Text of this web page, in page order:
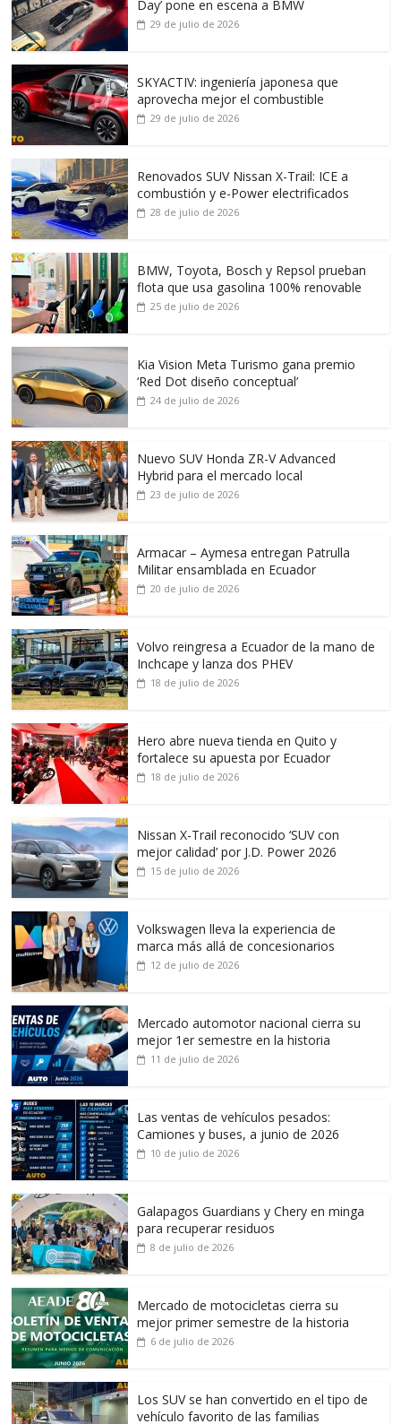
Day’ pone en escena a BMW
29 de julio de 2026
SKYACTIV: ingeniería japonesa que
aprovecha mejor el combustible
29 de julio de 2026
Renovados SUV Nissan X-Trail: ICE a
combustión y e-Power electrificados
28 de julio de 2026
BMW, Toyota, Bosch y Repsol prueban
flota que usa gasolina 100% renovable
25 de julio de 2026
Kia Vision Meta Turismo gana premio
‘Red Dot diseño conceptual’
24 de julio de 2026
Nuevo SUV Honda ZR-V Advanced
Hybrid para el mercado local
23 de julio de 2026
Armacar – Aymesa entregan Patrulla
Militar ensamblada en Ecuador
20 de julio de 2026
Volvo reingresa a Ecuador de la mano de
Inchcape y lanza dos PHEV
18 de julio de 2026
Hero abre nueva tienda en Quito y
fortalece su apuesta por Ecuador
18 de julio de 2026
Nissan X-Trail reconocido ‘SUV con
mejor calidad’ por J.D. Power 2026
15 de julio de 2026
Volkswagen lleva la experiencia de
marca más allá de concesionarios
12 de julio de 2026
Mercado automotor nacional cierra su
mejor 1er semestre en la historia
11 de julio de 2026
Las ventas de vehículos pesados:
Camiones y buses, a junio de 2026
10 de julio de 2026
Galapagos Guardians y Chery en minga
para recuperar residuos
8 de julio de 2026
Mercado de motocicletas cierra su
mejor primer semestre de la historia
6 de julio de 2026
Los SUV se han convertido en el tipo de
vehículo favorito de las familias